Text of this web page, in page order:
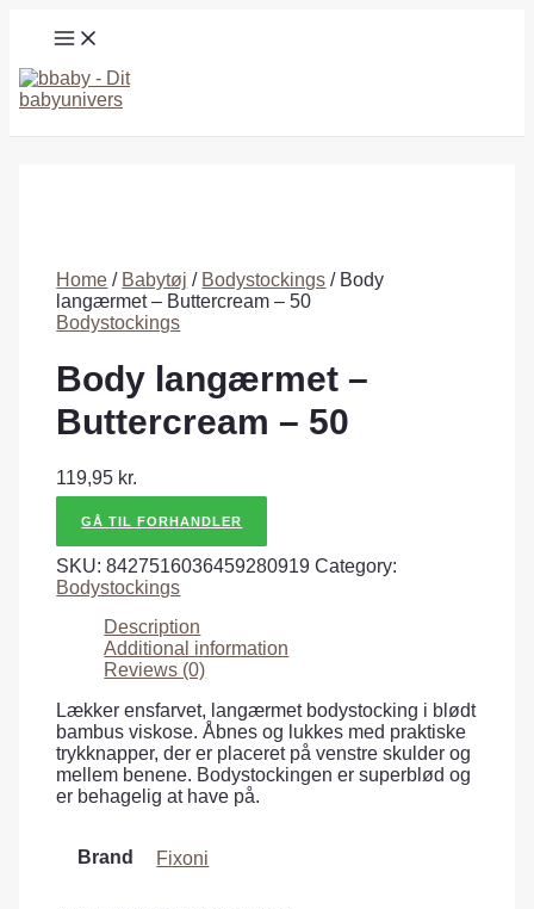
MAIN
MENU
Home / Babytøj / Bodystockings / Body
langærmet – Buttercream – 50
Bodystockings
Body langærmet –
Buttercream – 50
119,95 kr.
GÅ TIL FORHANDLER
SKU:8427516036459280919 Category:
Bodystockings
Description
Additional information
Reviews (0)
Lækker ensfarvet, langærmet bodystocking i blødt
bambus viskose. Åbnes og lukkes med praktiske
trykknapper, der er placeret på venstre skulder og
mellem benene. Bodystockingen er superblød og
er behagelig at have på.
Brand Fixoni